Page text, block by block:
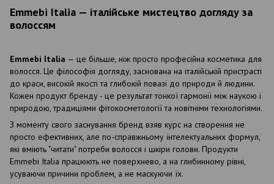
Emmebi Italia — італійське мистецтво догляду за
волоссям
Emmebi Italia — це більше, ніж просто професійна косметика для
волосся. Це філософія догляду, заснована на італійській пристрасті
до краси, високій якості та глибокій повазі до природи й людини.
Кожен продукт бренду - це результат тонкої гармонії між наукою і
природою, традиціями фітокосметології та новітніми технологіями.
З моменту свого заснування бренд взяв курс на створення не
просто ефективних, але по-справжньому інтелектуальних формул,
які вміють "читати" потреби волосся і шкіри голови. Продукти
Emmebi Italia працюють не поверхнево, а на глибинному рівні,
усуваючи причини проблем, а не маскуючи їх.